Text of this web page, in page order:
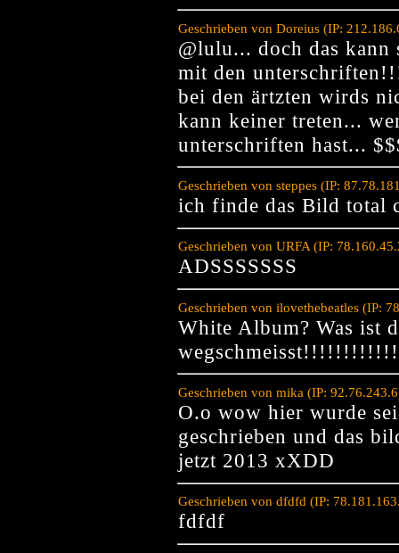
Geschrieben von Doreius (IP:
@lulu... doch das
mit den
bei den ärtzten wirds
kann keiner treten...
unterschriften hast...
Geschrieben von steppes (IP:
ich finde das Bild total
Geschrieben von URFA (IP:
ADSSSSSSS
Geschrieben von ilovethebeatles (IP:
White Album? Was ist
Geschrieben von mika (IP:
O.o wow hier wurde
geschrieben und das
jetzt 2013 xXDD
Geschrieben von dfdfd (IP:
fdfdf